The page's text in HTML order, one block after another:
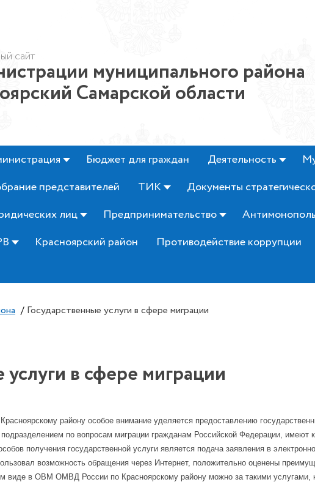
сайт
муниципального района
Самарской области
Бюджет для граждан Деятельность
представителей ТИК
Документы
лиц
Предпринимательство
Красноярский район Противодействие коррупции
/ Государственные услуги в сфере миграции
услуги в сфере миграции
району особое внимание уделяется предоставлению
по вопросам миграции гражданам Российской Федерации, имеют
получения государственной услуги является подача заявления в
возможность обращения через Интернет, положительно оценены
виде в ОВМ ОМВД России по Красноярскому району можно за такими услугами,